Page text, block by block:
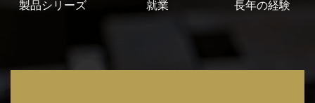
製品シリーズ 就業 長年の経験